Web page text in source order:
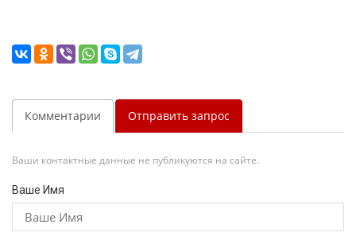
Комментарии Отправить запрос
Ваши контактные данные не публикуются на сайте.
Ваше Имя